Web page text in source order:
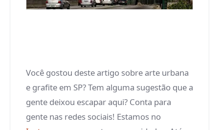
Você gostou deste artigo sobre arte urbana
e grafite em SP? Tem alguma sugestão que a
gente deixou escapar aqui? Conta para
gente nas redes sociais! Estamos no